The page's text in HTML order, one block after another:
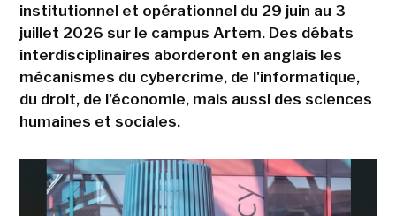
institutionnel et opérationnel du 29 juin au 3
juillet 2026 sur le campus Artem. Des débats
interdisciplinaires aborderont en anglais les
mécanismes du cybercrime, de l'informatique,
du droit, de l'économie, mais aussi des sciences
humaines et sociales.